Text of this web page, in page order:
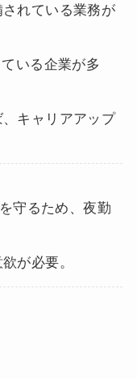
れている業務が
いる企業が多
キャリアアップ
守るため、夜勤
が必要。